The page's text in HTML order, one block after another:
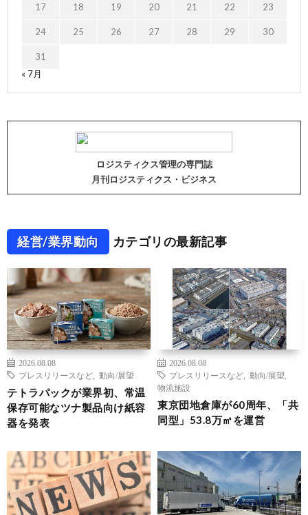
17 18 19 20 21 22 23
24 25 26 27 28 29 30
31
« 7月
ロジスティクス管理の専門誌
月刊ロジスティクス・ビジネス
経営/業界動向 カテゴリの最新記事
2026.08.08
プレスリリースなど
動向/展望
テトラパックが業界初、常温
保存可能なツナ製品向け紙容
器を発表
2026.08.08
プレスリリースなど
動向/展望
物流施設
東京団地倉庫が60周年、「共
同型」53.8万㎡を運営